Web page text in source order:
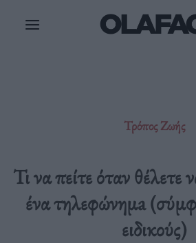
Τρόπος Ζωής
Τι να πείτε όταν θέλετε
ένα τηλεφώνημa
ειδικούς)